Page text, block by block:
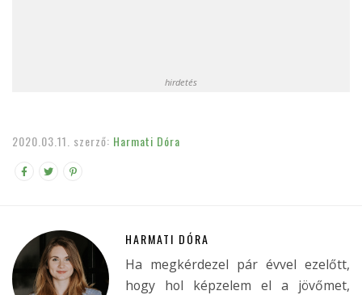
hirdetés
2020.03.11. szerző: Harmati Dóra
HARMATI DÓRA
Ha megkérdezel pár évvel ezelőtt,
hogy hol képzelem el a jövőmet,